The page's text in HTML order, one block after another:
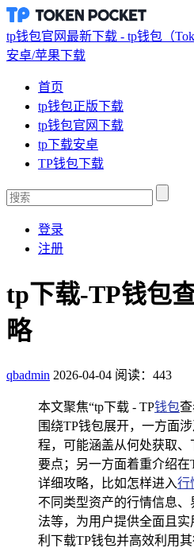
tp钱包官网最新下载 - tp钱包（
安卓/苹果下载
首页
tp钱包正版下载
tp钱包官网下载
tp下载安卓
TP钱包下载
登录
注册
tp下载-TP钱包
略
qbadmin 2026-04-04 阅读：443
本文聚焦“tp下载 - TP钱包
围绕TP钱包展开，一方面
程，可能涵盖从何处获取
要点；另一方面着重介绍在
详细攻略，比如怎样进入行
不同类型资产的行情信息
法等，为用户提供全面且
利下载TP钱包并高效利用其